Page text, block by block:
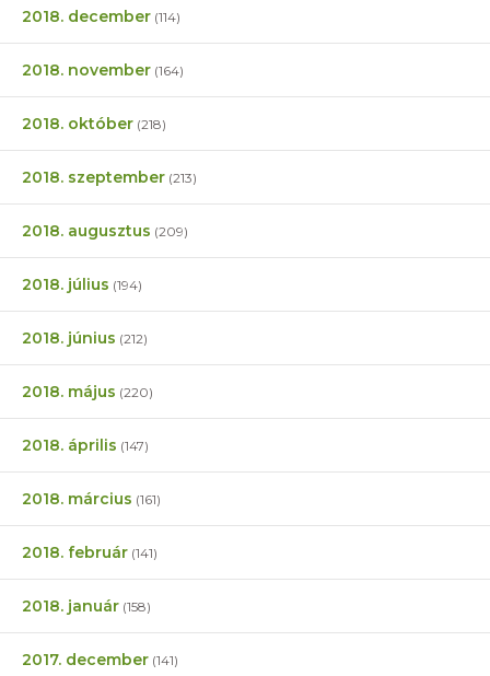
2018. december (114)
2018. november (164)
2018. október (218)
2018. szeptember (213)
2018. augusztus (209)
2018. július (194)
2018. június (212)
2018. május (220)
2018. április (147)
2018. március (161)
2018. február (141)
2018. január (158)
2017. december (141)